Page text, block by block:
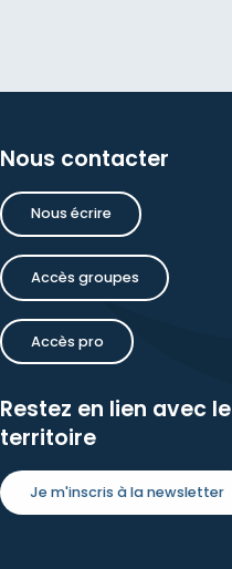
Nous contacter
Nous écrire
Accès groupes
Accès pro
Restez en lien avec le
territoire
Je m'inscris à la newsletter